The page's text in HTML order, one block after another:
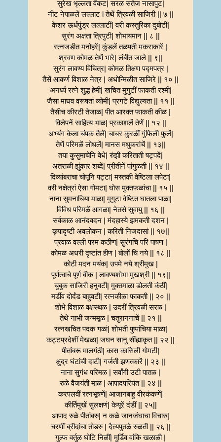
सुरेख भृल्लता वेंकट| सरळ सतेज नासापुट|
नीट नेपाळलें लल्लाट l तेथें त्रिवळी साजिरी || ७ ||
केशर ऊर्धपुंड्र लल्लाटीं| वरी कस्तुरिका दुबोटी|
सुरंग अक्षता त्रिपुटी| शोभायमान || ८ ||
रत्नजडीत मनोहरें| कुंडलें तळपती मकराकारें |
श्रवण कोमळ तेणें भारे| लंबीत जाले || ९||
सुरंग लावण्य विचित्र| कोमळ तिक्षण पद्मपत्र |
तैसें आकर्ण विशाळ नेत्र | अधोन्मिळीत साजिरे || १० ||
अनर्ध्य रत्ने शुद्ध हेमी| खचित मुगुटीं फाकती रश्मी|
जैसा माघव वरूषतां व्योमी| प्रगटे विद्युल्यता || ११ ||
तैसीच कीरटी तेजाळ| पीत आरक्त फाकती कीळ |
विलेपनें साहित्य भाळ| प्रकाशलें तेणें || १२ ||
अभ्यंग केला चंपक तैलें| चाचर कुरळीं गुंफिली फुलें|
तेणें परिमळें लोधलें| मानस मधुकरांचें || १३||
तया कुसुमाचेनि वेधे| रुंझी करिताती षट्पदें|
अंतराळी झुंकार शब्दें| प्रीतीनें पांगुळती || १४ ||
दिव्यांबराचा चोपूनि पट्टा| मस्तकी वेष्टिला लपेटा|
वरी नक्षेत्रां ऐसा गोमटा| घोस मुक्तफळांचा || १५ ||
नाना सुमनाचिया माळा| मुगुटा वेष्टित घातला पाळा|
विविध परिमळें आगळा| नेतसे सुवायु || १६ ||
सर्वकाळ आनंदवदन | मंदहास्ये झमकती दशन |
कृपादृष्टी अवलोकन | करिती निजदासां || १७||
प्रवाळ वल्ली परम कठीण| सुरंगचि परि पाषण |
कोमळ अधरी दृष्टांत हीण | बोलों चि नये || १८ ||
कोटी मदन मयंक| उपमे नये श्रीमुख |
पूर्णत्वाचे पूर्ण बीक | लावण्यशोभा मुखश्री || १९||
चुबुक साजिरी हनुवटी| मुक्तमाळा डोलती कंठीं|
मर्डीव दोर्दंड बाहुवटी| रत्नकीळा फाकती || २० ||
शोभे विशाळ वक्षस्थळ | उदरीं त्रिवळी सरळ |
तेथे नाभी जन्ममूळ | चतुराननाचें || २१ ||
रत्नखचित पदक गळां| शोभती पुष्पांचिया माळा|
कट्टप्रदेशीं मेखळा| जघन सानु सींह्याकृत || २२ ||
पीतांबरू मालगंठी| कास कासिली गोमटी|
क्षुद्र घंटांची दाटी| गर्जती झणत्कारें || २३ ||
नाना सुगंध परिमळ | सर्वांगी उटी पातळ |
रुळे वैजयंती माळ | आपादपरियंत || २४ ||
करपलवीं रत्नभूषणें| आजानबाहु वीरकंकणें|
कीर्तिमुखें सुलक्षणं| केयूरें दंडीं || २५||
आपाद रुळे पीतांबरु| न कळे जानजंघाचा विचारु|
चरणीं ब्रीदांचा तोडरु | दैत्यपुतळे रुळती || २६ ||
गुल्फ वर्तुळ घोटि निळीं| मुर्डिव वांकि खळाळी |